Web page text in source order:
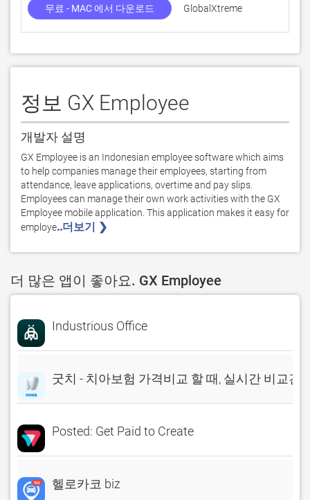
무료 - MAC 에서 다운로드 GlobalXtreme
정보 GX Employee
개발자 설명
GX Employee is an Indonesian employee software which aims
to help companies manage their employees, starting from
attendance, leave applications, overtime and pay slips.
Employees can manage their own work activities with the GX
Employee mobile application. This application makes it easy for
employe..더보기 ❯
더 많은 앱이 좋아요. GX Employee
Industrious Office
굿치 - 치아보험 가격비교 할 때, 실시간 비교견
Posted: Get Paid to Create
헬로카코 biz